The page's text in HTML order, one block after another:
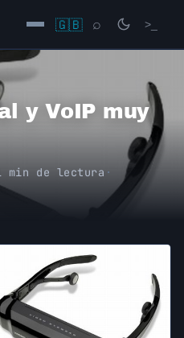
🇬🇧 ⌕ >_
y VoIP muy
min de lectura ·